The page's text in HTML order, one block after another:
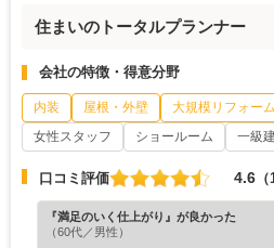
住まいのトータルプランナー
会社の特徴・得意分野
内装 屋根・外壁 大規模リフォーム
女性スタッフ
ショールーム 一級
口コミ評価 4.6
『満足のいく仕上がり』が良かった
（60代／男性）